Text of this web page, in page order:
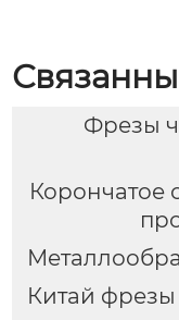
Фрезы
Корончатое
Китай